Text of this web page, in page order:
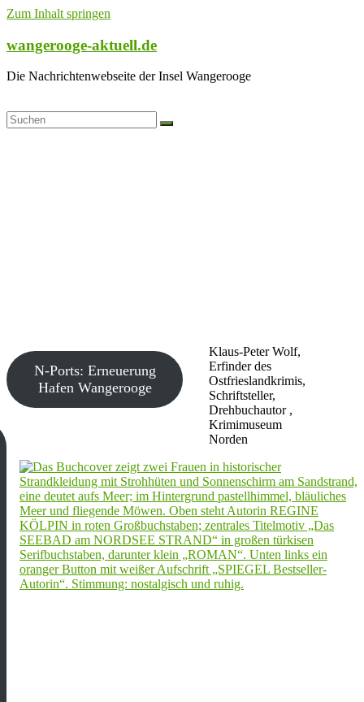
Zum Inhalt springen
wangerooge-aktuell.de
Die Nachrichtenwebseite der Insel Wangerooge
Klaus-Peter Wolf,
Erfinder des
Ostfrieslandkrimis,
Schriftsteller,
Drehbuchautor ,
Krimimuseum
Norden
N-Ports: Erneuerung
Hafen Wangerooge